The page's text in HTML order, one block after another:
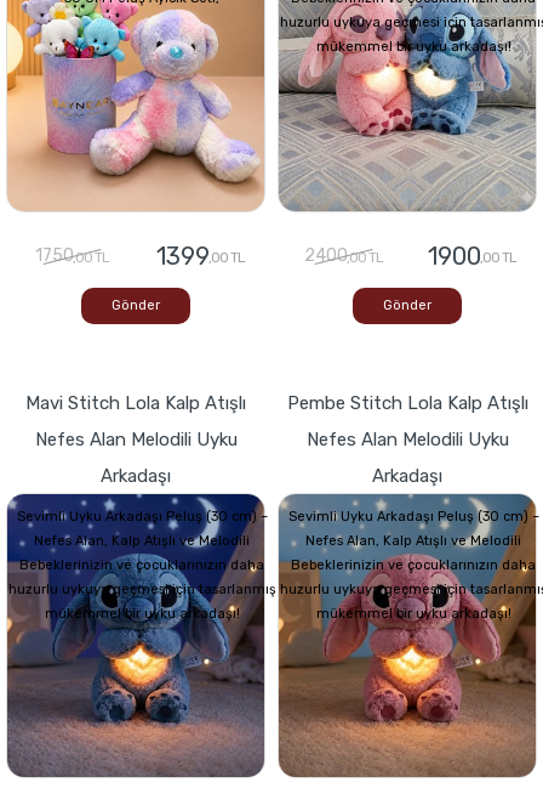
1750,00 TL 1399,00 TL
Gönder
huzurlu uykuya geçmesi için
mükemmel bir uyku arkadaşı!
2400,00 TL 1900,00 TL
Gönder
Mavi Stitch Lola Kalp Atışlı
Nefes Alan Melodili Uyku
Arkadaşı
Sevimli Uyku Arkadaşı Peluş (30 cm) –
Nefes Alan, Kalp Atışlı ve Melodili
Bebeklerinizin ve çocuklarınızın daha
huzurlu uykuya geçmesi için tasarlanmış
mükemmel bir uyku arkadaşı!
Pembe Stitch Lola Kalp Atışlı
Nefes Alan Melodili Uyku
Arkadaşı
Sevimli Uyku Arkadaşı Peluş (30 cm) –
Nefes Alan, Kalp Atışlı ve Melodili
Bebeklerinizin ve çocuklarınızın daha
huzurlu uykuya geçmesi için
mükemmel bir uyku arkadaşı!